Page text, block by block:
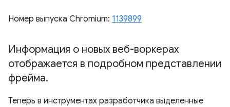
Номер выпуска Chromium: 1139899
Информация о новых веб-воркерах
отображается в подробном представлении
фрейма.
Теперь в инструментах разработчика выделенные